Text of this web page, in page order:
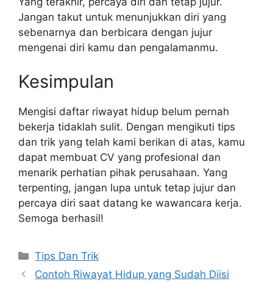
Jangan takut untuk menunjukkan diri yang
sebenarnya dan berbicara dengan jujur
mengenai diri kamu dan pengalamanmu.
Kesimpulan
Mengisi daftar riwayat hidup belum pernah
bekerja tidaklah sulit. Dengan mengikuti tips
dan trik yang telah kami berikan di atas, kamu
dapat membuat CV yang profesional dan
menarik perhatian pihak perusahaan. Yang
terpenting, jangan lupa untuk tetap jujur dan
percaya diri saat datang ke wawancara kerja.
Semoga berhasil!
Categories
Tips Dan Trik
Contoh Riwayat Hidup yang Sudah Diisi